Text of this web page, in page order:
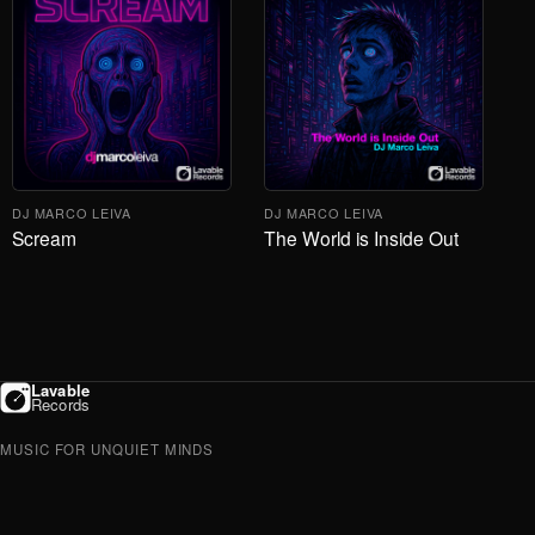
DJ MARCO LEIVA
Scream
DJ MARCO LEIVA
The World is Inside Out
Lavable
Records
MUSIC FOR UNQUIET MINDS